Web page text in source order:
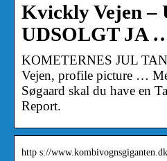
Kvickly Vejen –
UDSOLGT JA
KOMETERNES JUL
Vejen, profile picture …
Søgaard skal du have en
Report.
http s://